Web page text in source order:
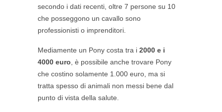
secondo i dati recenti, oltre 7 persone su 10
che posseggono un cavallo sono
professionisti o imprenditori.
Mediamente un Pony costa tra i 2000 e i
4000 euro , è possibile anche trovare Pony
che costino solamente 1.000 euro, ma si
tratta spesso di animali non messi bene dal
punto di vista della salute.